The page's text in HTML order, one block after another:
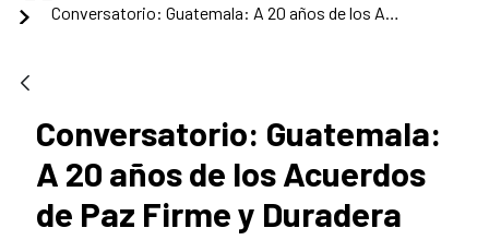
Conversatorio: Guatemala:
A 20 años de los Acuerdos
de Paz Firme y Duradera